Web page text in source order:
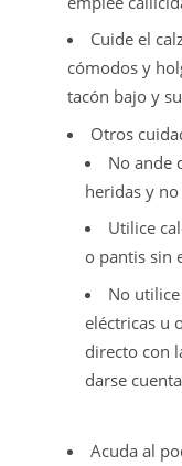
Cuide el
cómodos y
tacón bajo y
Otros
No ande
heridas y
Utilice
o pantis sin
No
eléctricas u
directo con
darse
Acuda al